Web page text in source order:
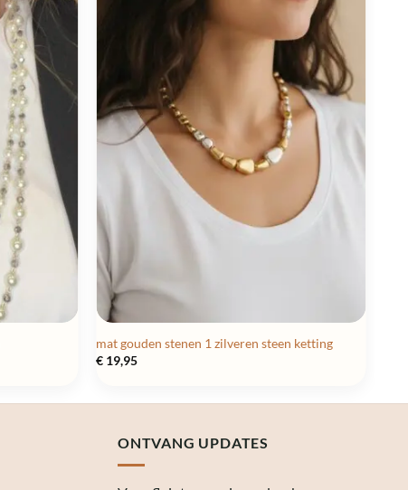
mat gouden stenen 1 zilveren steen ketting
€ 19,95
ONTVANG UPDATES